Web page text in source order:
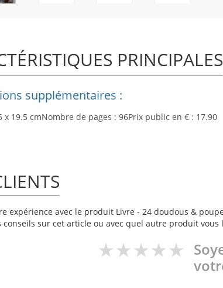
PRINCIPALES
supplémentaires :
x 19.5 cmNombre de pages : 96Prix public en € : 17.90
expérience avec le produit Livre - 24 doudous &
conseils sur cet article ou avec quel autre produit vous